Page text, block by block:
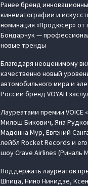
Ранее бренд
кинематографии и
номинация «Продюсер» от
Бондарчук —
новые тренды
Благодаря неоценимому
качественно новый
автомобильного мира и
России бренд VOYAH
Лауреатами премии
Милош Бикович, Яна
Мадонна Мур, Евгений
лейбл Rocket Records и
шоу Crave Airlines (Риналь
Поддержать лауреатов
Шпица, Нино Нинидзе,